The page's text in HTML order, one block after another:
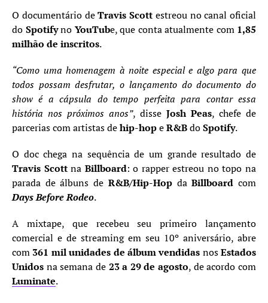
O documentário deTravis Scott estreou no canal oficial
do Spotifyno YouTube, que conta atualmente com 1,85
milhão de inscritos.
“Como uma homenagem à noite especial e algo para que
todos possam desfrutar, o lançamento do documento do
show é a cápsula do tempo perfeita para contar essa
história nos próximos anos”, disse Josh Peas, chefe de
parcerias com artistas dehip-hopeR&BdoSpotify.
O doc chega na sequência de um grande resultado de
Travis Scottna Billboard: o rapper estreou no topo na
parada de álbuns de R&B/Hip-HopdaBillboard com
Days Before Rodeo.
A mixtape, que recebeu seu primeiro lançamento
comercial e de streaming em seu 10º aniversário, abre
com 361 mil unidades de álbum vendidas nosEstados
Unidos na semana de 23 a 29 de agosto, de acordo com
Luminate.